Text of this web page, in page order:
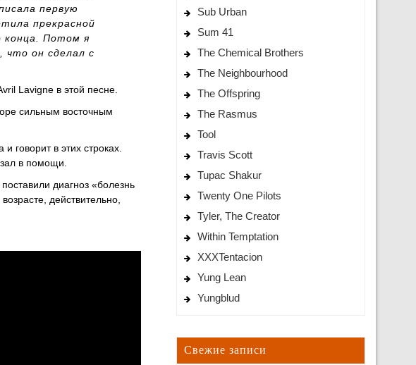
первую
прекрасной
конца. Потом я
что он сделал с
Lavigne в этой песне.
сильным восточным
говорит в этих строках.
в помощи.
диагноз «болезнь
действительно,
Sub Urban
Sum 41
The Chemical Brothers
The Neighbourhood
The Offspring
The Rasmus
Tool
Travis Scott
Tupac Shakur
Twenty One Pilots
Tyler, The Creator
Within Temptation
XXXTentacion
Yung Lean
Yungblud
Свежие записи